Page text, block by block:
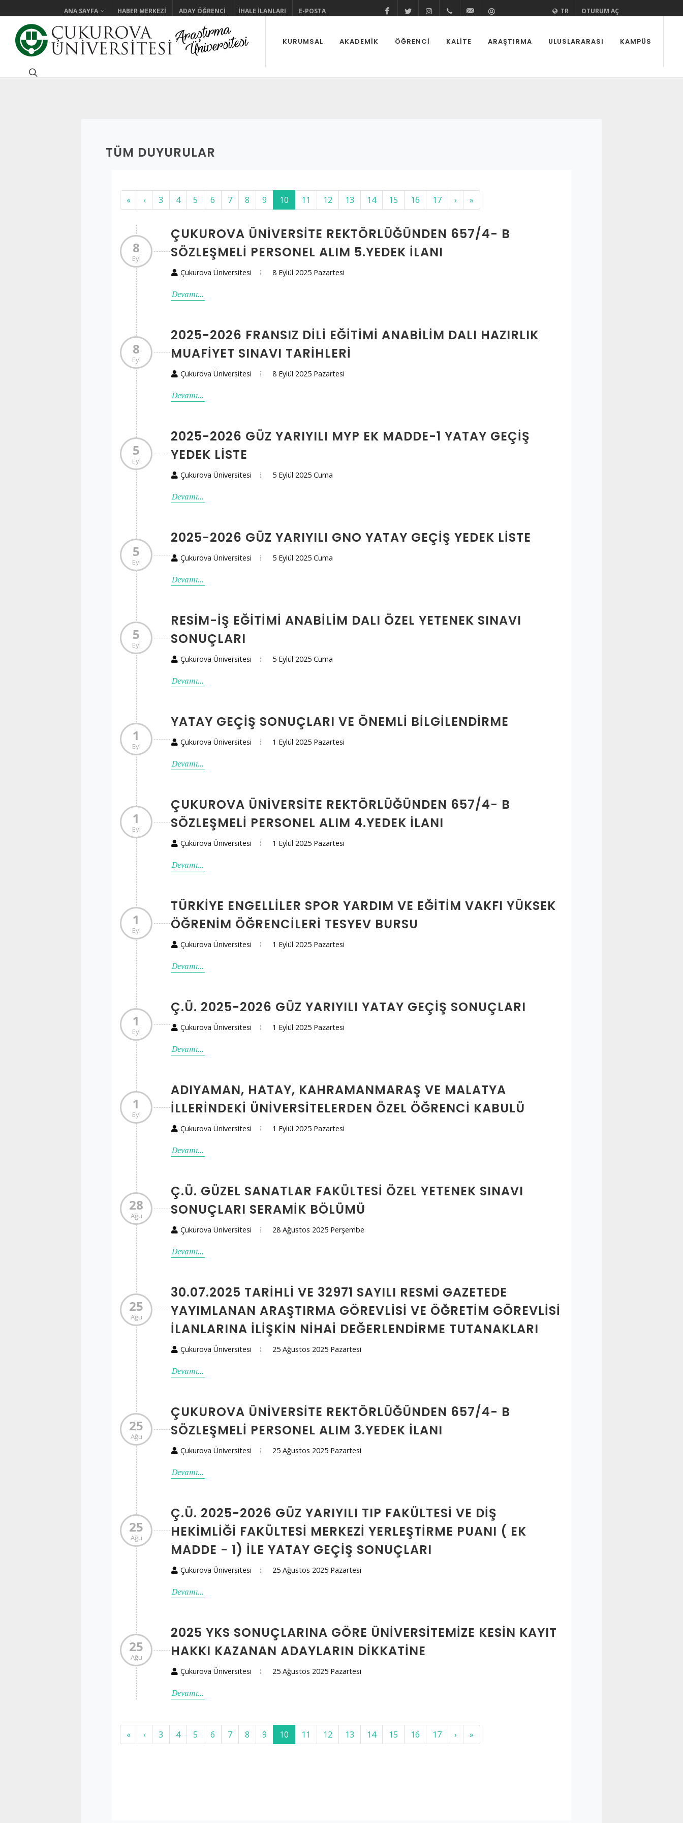
ANA SAYFA HABER MERKEZI ADAY ÖĞRENCI İHALE İLANLARI E-POSTA @cuhabermerkezi
@cukurovaedutr
@cukurovaedutr
+90 (322) 338 60 84
bilgi@cu.edu.tr TR OTURUM AÇ
KURUMSAL AKADEMİK ÖĞRENCİ KALITE ARAŞTIRMA ULUSLARARASI KAMPÜS
TÜM DUYURULAR
« ‹ 3 4 5 6 7 8 9 10 11 12 13 14 15 16 17 › »
8
Eyl
ÇUKUROVA ÜNİVERSİTE REKTÖRLÜĞÜNDEN 657/4- B
SÖZLEŞMELİ PERSONEL ALIM 5.YEDEK İLANI
Çukurova Üniversitesi 8 Eylül 2025 Pazartesi
Devamı...
8
Eyl
2025-2026 FRANSIZ DILI EĞITIMI ANABILIM DALI HAZIRLIK
MUAFIYET SINAVI TARIHLERI
Çukurova Üniversitesi 8 Eylül 2025 Pazartesi
Devamı...
5
Eyl
2025-2026 GÜZ YARIYILI MYP EK MADDE-1 YATAY GEÇIŞ
YEDEK LISTE
Çukurova Üniversitesi 5 Eylül 2025 Cuma
Devamı...
5
Eyl
2025-2026 GÜZ YARIYILI GNO YATAY GEÇIŞ YEDEK LISTE
Çukurova Üniversitesi 5 Eylül 2025 Cuma
Devamı...
5
Eyl
RESIM-İŞ EĞITIMI ANABILIM DALI ÖZEL YETENEK SINAVI
SONUÇLARI
Çukurova Üniversitesi 5 Eylül 2025 Cuma
Devamı...
1
Eyl
YATAY GEÇİŞ SONUÇLARI VE ÖNEMLİ BİLGİLENDİRME
Çukurova Üniversitesi 1 Eylül 2025 Pazartesi
Devamı...
1
Eyl
ÇUKUROVA ÜNİVERSİTE REKTÖRLÜĞÜNDEN 657/4- B
SÖZLEŞMELİ PERSONEL ALIM 4.YEDEK İLANI
Çukurova Üniversitesi 1 Eylül 2025 Pazartesi
Devamı...
1
Eyl
TÜRKİYE ENGELLİLER SPOR YARDIM VE EĞİTİM VAKFI YÜKSEK
ÖĞRENİM ÖĞRENCİLERİ TESYEV BURSU
Çukurova Üniversitesi 1 Eylül 2025 Pazartesi
Devamı...
1
Eyl
Ç.Ü. 2025-2026 GÜZ YARIYILI YATAY GEÇIŞ SONUÇLARI
Çukurova Üniversitesi 1 Eylül 2025 Pazartesi
Devamı...
1
Eyl
ADIYAMAN, HATAY, KAHRAMANMARAŞ VE MALATYA
İLLERINDEKI ÜNIVERSITELERDEN ÖZEL ÖĞRENCI KABULÜ
Çukurova Üniversitesi 1 Eylül 2025 Pazartesi
Devamı...
28
Ağu
Ç.Ü. GÜZEL SANATLAR FAKÜLTESI ÖZEL YETENEK SINAVI
SONUÇLARI SERAMIK BÖLÜMÜ
Çukurova Üniversitesi 28 Ağustos 2025 Perşembe
Devamı...
25
Ağu
30.07.2025 TARIHLI VE 32971 SAYILI RESMI GAZETEDE
YAYIMLANAN ARAŞTIRMA GÖREVLISI VE ÖĞRETIM GÖREVLISI
ILANLARINA ILIŞKIN NIHAI DEĞERLENDIRME TUTANAKLARI
Çukurova Üniversitesi 25 Ağustos 2025 Pazartesi
Devamı...
25
Ağu
ÇUKUROVA ÜNİVERSİTE REKTÖRLÜĞÜNDEN 657/4- B
SÖZLEŞMELİ PERSONEL ALIM 3.YEDEK İLANI
Çukurova Üniversitesi 25 Ağustos 2025 Pazartesi
Devamı...
25
Ağu
Ç.Ü. 2025-2026 GÜZ YARIYILI TIP FAKÜLTESI VE DIŞ
HEKIMLIĞI FAKÜLTESI MERKEZI YERLEŞTIRME PUANI ( EK
MADDE - 1) ILE YATAY GEÇIŞ SONUÇLARI
Çukurova Üniversitesi 25 Ağustos 2025 Pazartesi
Devamı...
25
Ağu
2025 YKS SONUÇLARINA GÖRE ÜNİVERSİTEMİZE KESİN KAYIT
HAKKI KAZANAN ADAYLARIN DİKKATİNE
Çukurova Üniversitesi 25 Ağustos 2025 Pazartesi
Devamı...
« ‹ 3 4 5 6 7 8 9 10 11 12 13 14 15 16 17 › »